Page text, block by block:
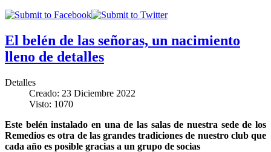
El belén de las señoras, un nacimiento
lleno de detalles
Detalles
Creado: 23 Diciembre 2022
Visto: 1070
Este belén instalado en una de las salas de nuestra sede de los
Remedios es otra de las grandes tradiciones de nuestro club que
cada año es posible gracias a un grupo de socias